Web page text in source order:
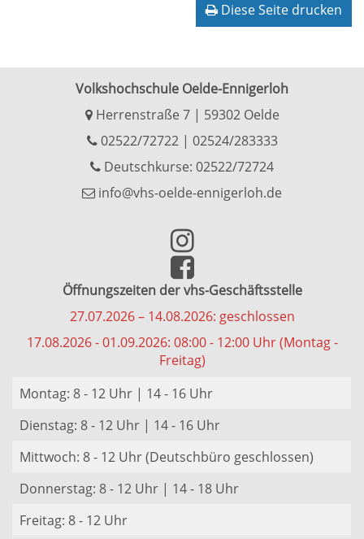
Diese Seite drucken
Volkshochschule Oelde-Ennigerloh
Herrenstraße 7 | 59302 Oelde
02522/72722| 02524/283333
Deutschkurse: 02522/72724
info@vhs-oelde-ennigerloh.de
Öffnungszeiten der vhs-Geschäftsstelle
27.07.2026 – 14.08.2026: geschlossen
17.08.2026 - 01.09.2026: 08:00 - 12:00 Uhr (Montag -
Freitag)
Montag: 8 - 12 Uhr | 14 - 16 Uhr
Dienstag: 8 - 12 Uhr | 14 - 16 Uhr
Mittwoch: 8 - 12 Uhr (Deutschbüro geschlossen)
Donnerstag: 8 - 12 Uhr | 14 - 18 Uhr
Freitag: 8 - 12 Uhr